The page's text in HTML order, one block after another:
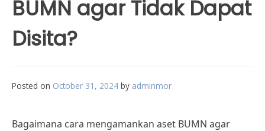
BUMN agar Tidak Dapat
Disita?
Posted on October 31, 2024 by adminmor
Bagaimana cara mengamankan aset BUMN agar